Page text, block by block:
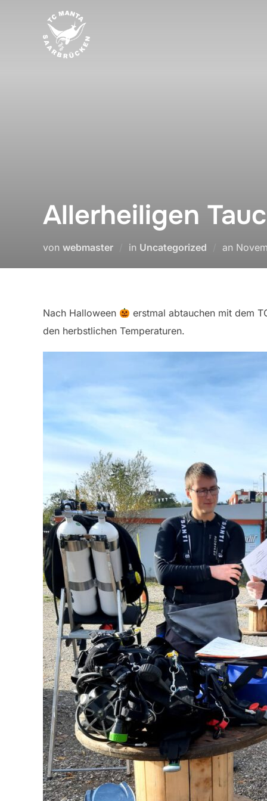
Allerheiligen
von webmaster in Uncategorized an
Nach Halloween
erstmal abtauchen mit dem
den herbstlichen Temperaturen.